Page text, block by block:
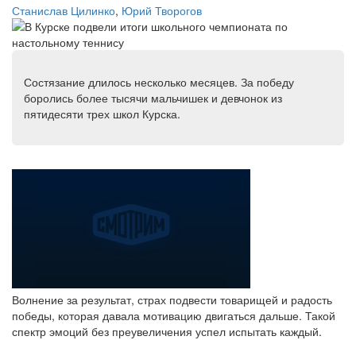
Станислав Цилинко, Юрий Творогов
Состязание длилось несколько месяцев. За победу
боролись более тысячи мальчишек и девчонок из
пятидесяти трех школ Курска.
Волнение за результат, страх подвести товарищей и радость
победы, которая давала мотивацию двигаться дальше. Такой
спектр эмоций без преувеличения успел испытать каждый.